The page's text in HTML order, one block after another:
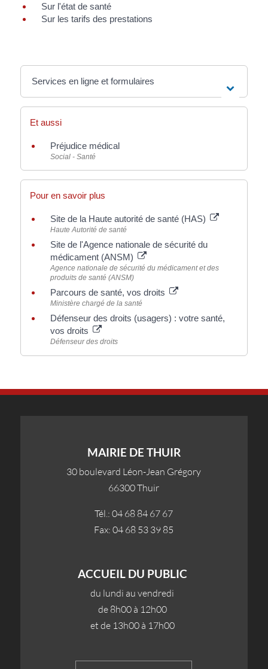
Sur l'état de santé
Sur les tarifs des prestations
Services en ligne et formulaires
Et aussi
Préjudice médical
Social - Santé
Pour en savoir plus
Site de la Haute autorité de santé (HAS)
Haute Autorité de santé
Site de l'Agence nationale de sécurité du
médicament (ANSM)
Agence nationale de sécurité du médicament et des
produits de santé (ANSM)
Parcours de santé, vos droits
Ministère chargé de la santé
Défenseur des droits (usagers) : votre santé,
vos droits
Défenseur des droits
MAIRIE DE THUIR
30 boulevard Léon-Jean Grégory
66300 Thuir
Tél.: 04 68 84 67 67
Fax: 04 68 53 39 85
ACCUEIL DU PUBLIC
du lundi au vendredi
de 8h00 à 12h00
et de 13h00 à 17h00